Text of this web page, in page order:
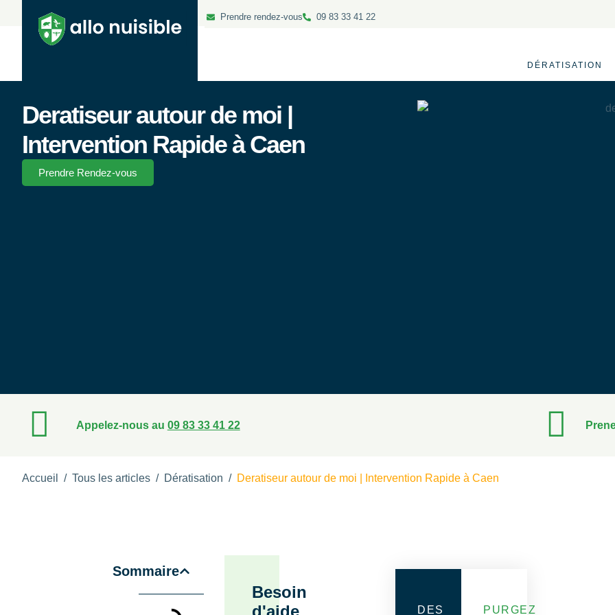
Prendre rendez-vous 09 83 33 41 22
DÉRATISATION
Deratiseur autour de moi |
Intervention Rapide à Caen
Prendre Rendez-vous
Appelez-nous au 09 83 33 41 22
Accueil / Tous les articles / Dératisation / Deratiseur autour de moi | Intervention Rapide à Caen
Sommaire
Besoin
d'aide
DES
PURGEZ